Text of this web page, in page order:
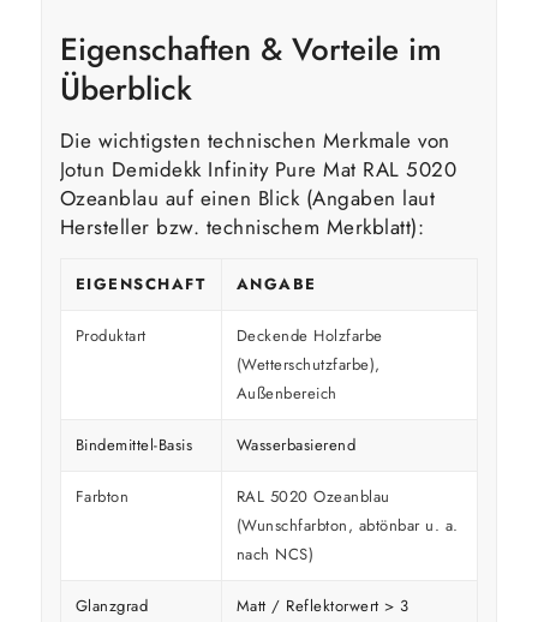
Eigenschaften & Vorteile im
Überblick
Die wichtigsten technischen Merkmale von
Jotun Demidekk Infinity Pure Mat RAL 5020
Ozeanblau auf einen Blick (Angaben laut
Hersteller bzw. technischem Merkblatt):
EIGENSCHAFT ANGABE
Produktart
Deckende Holzfarbe
(Wetterschutzfarbe),
Außenbereich
Bindemittel-Basis Wasserbasierend
Farbton
RAL 5020 Ozeanblau
(Wunschfarbton, abtönbar u. a.
nach NCS)
Glanzgrad
Matt / Reflektorwert > 3